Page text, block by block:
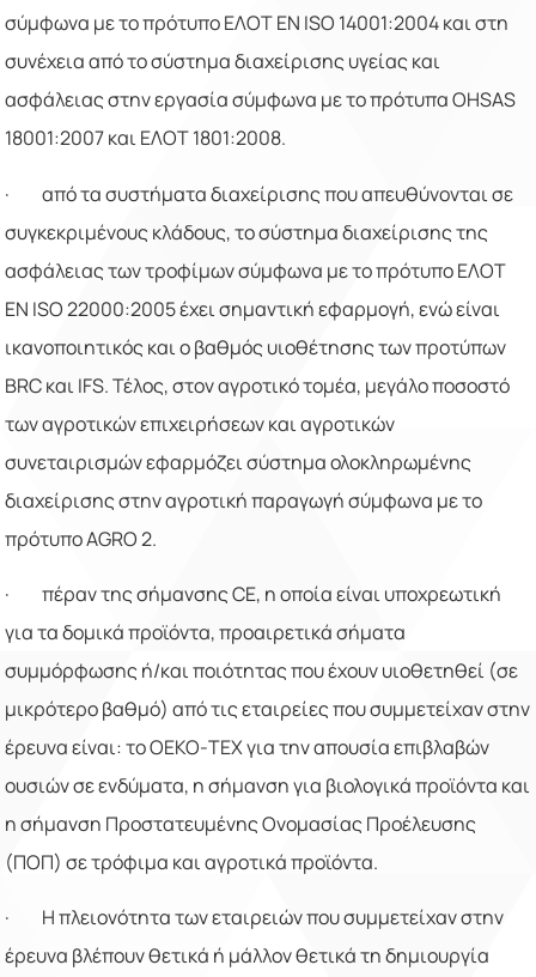
σύμφωνα με το πρότυπο ΕΛΟΤ ΕΝ ISO 14001:2004 και στη
συνέχεια από το σύστημα διαχείρισης υγείας και
ασφάλειας στην εργασία σύμφωνα με το πρότυπαOHSAS
18001:2007 και ΕΛΟΤ 1801:2008.
·
από τα συστήματα διαχείρισης που απευθύνονται σε
συγκεκριμένους κλάδους, το σύστημα διαχείρισης της
ασφάλειας των τροφίμων σύμφωνα με το πρότυπο ΕΛΟΤ
ΕΝ ISO22000:2005 έχει σημαντική εφαρμογή, ενώ είναι
ικανοποιητικός και ο βαθμός υιοθέτησης των προτύπων
BRCκαι IFS. Τέλος, στον αγροτικό τομέα, μεγάλο ποσοστό
των αγροτικών επιχειρήσεων και αγροτικών
συνεταιρισμών εφαρμόζει σύστημα ολοκληρωμένης
διαχείρισης στην αγροτική παραγωγή σύμφωνα με το
πρότυποAGRO2.
· πέραν της σήμανσηςCE, η οποία είναι υποχρεωτική
για τα δομικά προϊόντα, προαιρετικά σήματα
συμμόρφωσης ή/και ποιότητας που έχουν υιοθετηθεί (σε
μικρότερο βαθμό) από τις εταιρείες που συμμετείχαν στην
έρευνα είναι: το ΟΕΚΟ-ΤΕΧ για την απουσία επιβλαβών
ουσιών σε ενδύματα, η σήμανση για βιολογικά προϊόντα και
η σήμανση Προστατευμένης Ονομασίας Προέλευσης
(ΠΟΠ) σε τρόφιμα και αγροτικά προϊόντα.
·
Η πλειονότητα των εταιρειών που συμμετείχαν στην
έρευνα βλέπουν θετικά ή μάλλον θετικά τη δημιουργία